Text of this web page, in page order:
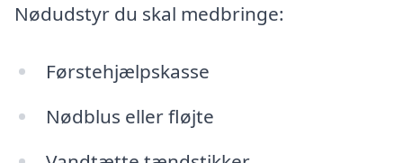
Nødudstyr du skal medbringe:
Førstehjælpskasse
Nødblus eller fløjte